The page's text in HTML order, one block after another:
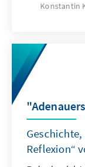
Konstantin
Reflexion“